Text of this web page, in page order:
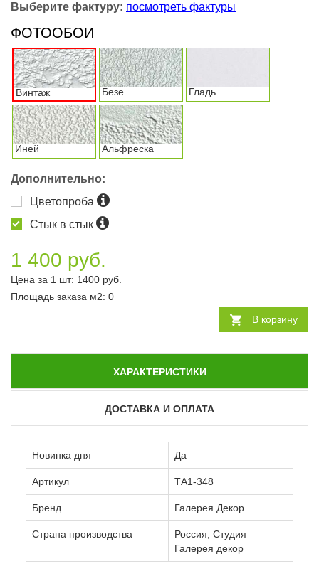
Выберите фактуру: посмотреть фактуры
ФОТООБОИ
Винтаж Безе Гладь
Иней Альфреска
Дополнительно:
Цветопроба
Стык в стык
1 400 руб.
Цена за 1 шт: 1400 руб.
Площадь заказа м2: 0
В корзину
ХАРАКТЕРИСТИКИ
ДОСТАВКА И ОПЛАТА
Новинка дня Да
Артикул ТА1-348
Бренд Галерея Декор
Страна производства
Россия, Студия
Галерея декор